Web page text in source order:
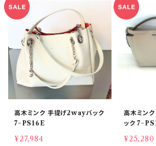
高木ミンク 手提げ2wayバック
7−PS16E
¥27,984
高木ミン
ック
¥25,280